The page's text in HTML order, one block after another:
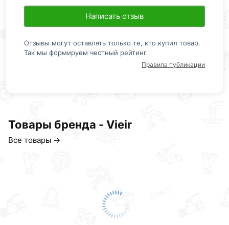
Написать отзыв
Отзывы могут оставлять только те, кто купил товар.
Так мы формируем честный рейтинг
Правила публикации
Товары бренда - Vieir
Все товары →